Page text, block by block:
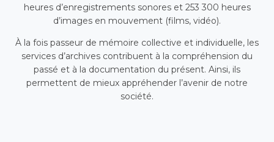
heures d’enregistrements sonores et 253 300 heures
d’images en mouvement (films, vidéo).
À la fois passeur de mémoire collective et individuelle, les
services d’archives contribuent à la compréhension du
passé et à la documentation du présent. Ainsi, ils
permettent de mieux appréhender l’avenir de notre
société.